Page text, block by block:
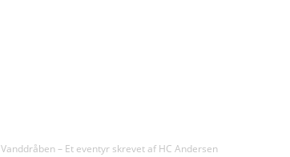
Vanddråben – Et eventyr skrevet af HC Andersen